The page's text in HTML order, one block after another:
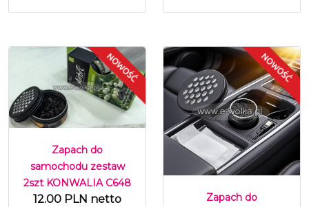
Zapach do
samochodu zestaw
2szt KONWALIA C648
12.00 PLN netto
Zapach do